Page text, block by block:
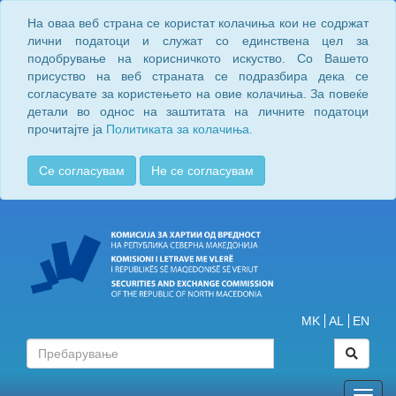
На оваа веб страна се користат колачиња кои не содржат
лични податоци и служат со единствена цел за
подобрување на корисничкото искуство. Со Вашето
присуство на веб страната се подразбира дека се
согласувате за користењето на овие колачиња. За повеќе
детали во однос на заштитата на личните податоци
прочитајте ја Политиката за колачиња.
Се согласувам Не се согласувам
MK AL EN